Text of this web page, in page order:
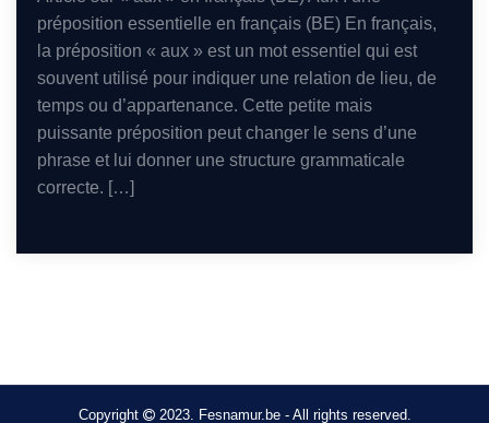
préposition essentielle en français (BE) En français,
la préposition « aux » est un mot essentiel qui est
souvent utilisé pour indiquer une relation de lieu, de
temps ou d’appartenance. Cette petite mais
puissante préposition peut changer le sens d’une
phrase et lui donner une structure grammaticale
correcte. […]
Copyright 2023. Fesnamur.be - All rights reserved.